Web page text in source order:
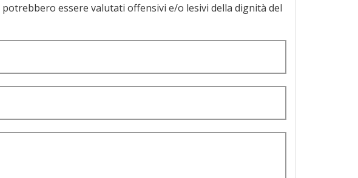
e/o lesivi della dignità del